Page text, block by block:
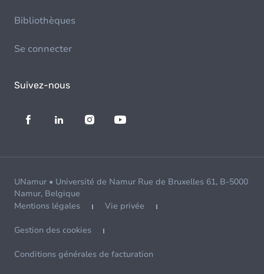
Bibliothèques
Se connecter
Suivez-nous
UNamur • Université de Namur Rue de Bruxelles 61, B-5000
Namur, Belgique
Mentions légales
Vie privée
Gestion des cookies
Conditions générales de facturation